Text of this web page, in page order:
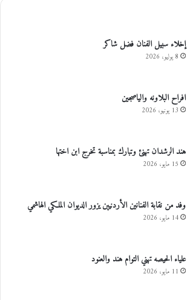
إخلاء سبيل الفنان فضل شاكر
8 يوليو، 2026
افراح البلاونه والياصجين
13 يونيو، 2026
هند الرشدان تهنئ وتبارك بمناسبة تخرج ابن اختها
15 مايو، 2026
وفد من نقابة الفنانين الأردنيين يزور الديوان الملكي الهاشمي
14 مايو، 2026
علياء الحيصه تهني التوام هند والعنود
11 مايو، 2026